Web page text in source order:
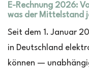
E-Rechnung 2026:
was der Mittelstand
Seit dem 1. Januar
in Deutschland
können —